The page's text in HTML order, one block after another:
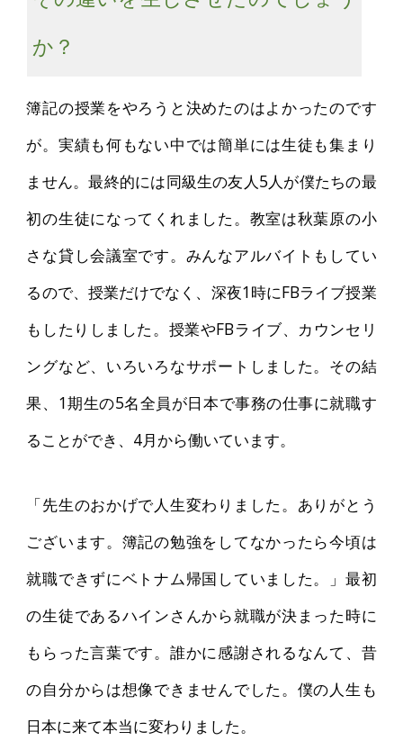
か？
簿記の授業をやろうと決めたのはよかったのです
が。実績も何もない中では簡単には生徒も集まり
ません。最終的には同級生の友人5人が僕たちの最
初の生徒になってくれました。教室は秋葉原の小
さな貸し会議室です。みんなアルバイトもしてい
るので、授業だけでなく、深夜1時にFBライブ授業
もしたりしました。授業やFBライブ、カウンセリ
ングなど、いろいろなサポートしました。その結
果、1期生の5名全員が日本で事務の仕事に就職す
ることができ、4月から働いています。
「先生のおかげで人生変わりました。ありがとう
ございます。簿記の勉強をしてなかったら今頃は
就職できずにベトナム帰国していました。」最初
の生徒であるハインさんから就職が決まった時に
もらった言葉です。誰かに感謝されるなんて、昔
の自分からは想像できませんでした。僕の人生も
日本に来て本当に変わりました。